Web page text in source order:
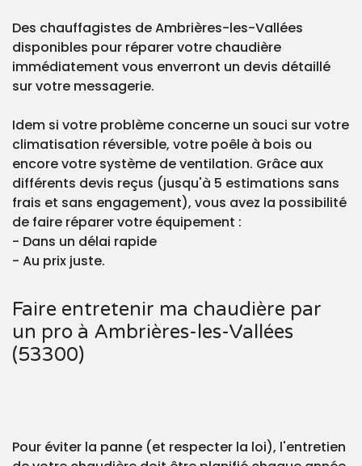
Des chauffagistes de Ambrières-les-Vallées
disponibles pour réparer votre chaudière
immédiatement vous enverront un devis détaillé
sur votre messagerie.
Idem si votre problème concerne un souci sur votre
climatisation réversible, votre poêle à bois ou
encore votre système de ventilation. Grâce aux
différents devis reçus (jusqu'à 5 estimations sans
frais et sans engagement), vous avez la possibilité
de faire réparer votre équipement :
- Dans un délai rapide
- Au prix juste.
Faire entretenir ma chaudière par
un pro à Ambrières-les-Vallées
(53300)
Pour éviter la panne (et respecter la loi), l'entretien